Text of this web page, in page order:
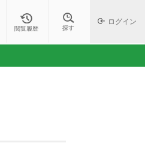
閲覧履歴 探す
ログイン